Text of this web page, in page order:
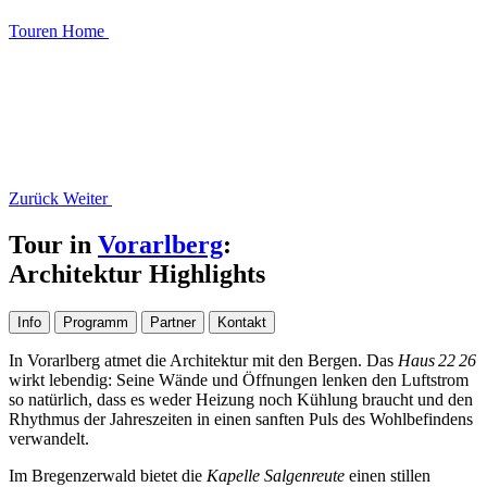
Touren Home
Zurück Weiter
Tour in Vorarlberg:
Architektur Highlights
Info Programm Partner Kontakt
In Vorarlberg atmet die Architektur mit den Bergen. Das Haus 22 26
wirkt lebendig: Seine Wände und Öffnungen lenken den Luftstrom
so natürlich, dass es weder Heizung noch Kühlung braucht und den
Rhythmus der Jahreszeiten in einen sanften Puls des Wohlbefindens
verwandelt.
Im Bregenzerwald bietet die Kapelle Salgenreute einen stillen